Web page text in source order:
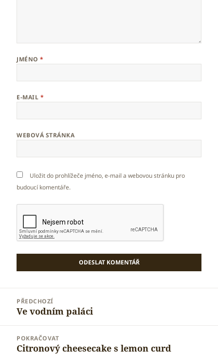
JMÉNO*
E-MAIL *
WEBOVÁ STRÁNKA
Uložit do prohlížeče jméno, e-mail a webovou stránku pro
budoucí komentáře.
příspěvek
PŘEDCHOZÍ
Předchozí
Ve vodním paláci
POKRAČOVAT
Následující
Citronový cheesecake s lemon curd